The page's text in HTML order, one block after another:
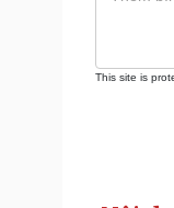
This site is